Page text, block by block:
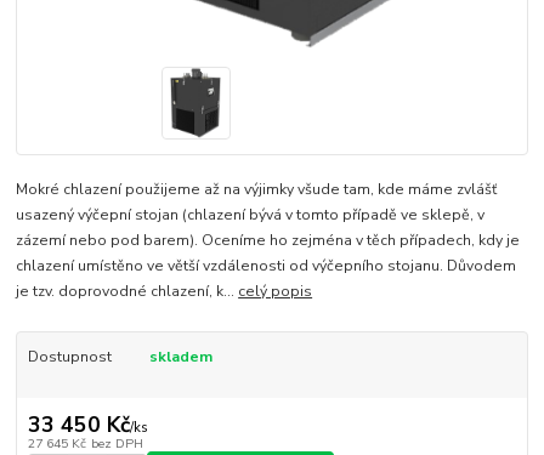
Mokré chlazení použijeme až na výjimky všude tam, kde máme zvlášť
usazený výčepní stojan (chlazení bývá v tomto případě ve sklepě, v
zázemí nebo pod barem). Oceníme ho zejména v těch případech, kdy je
chlazení umístěno ve větší vzdálenosti od výčepního stojanu. Důvodem
je tzv. doprovodné chlazení, k... celý popis
Dostupnost skladem
33 450 Kč/ks
27 645 Kč bez DPH